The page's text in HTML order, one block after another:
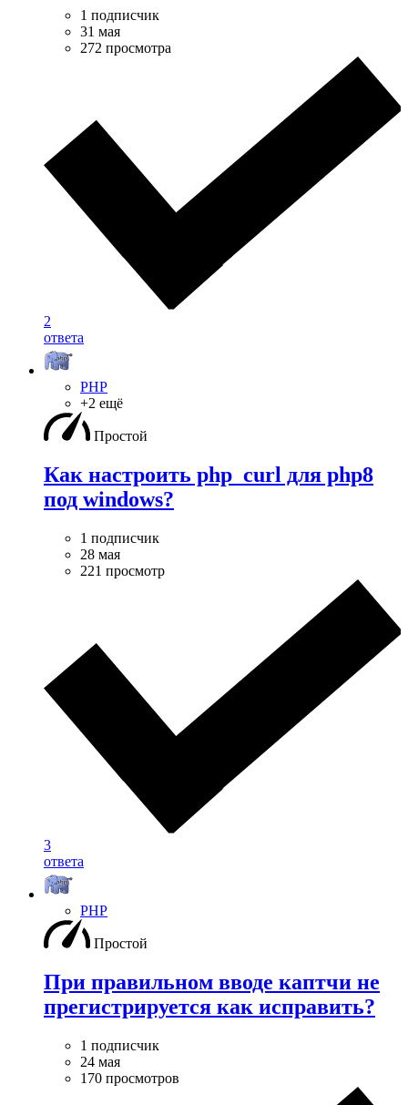
1 подписчик
31 мая
272 просмотра
2
ответа
PHP
+2 ещё
Простой
Как настроить php_curl для php8
под windows?
1 подписчик
28 мая
221 просмотр
3
ответа
PHP
Простой
При правильном вводе каптчи не
прегистрируется как исправить?
1 подписчик
24 мая
170 просмотров